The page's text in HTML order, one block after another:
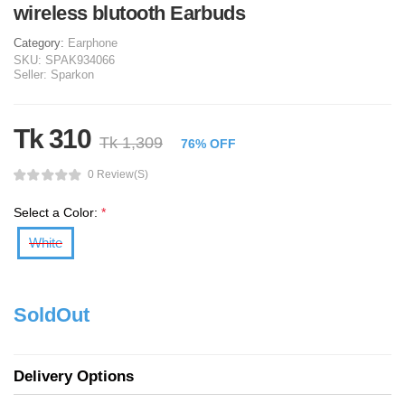
wireless blutooth Earbuds
Category: Earphone
SKU: SPAK934066
Seller: Sparkon
Tk 310 Tk 1,309 76% OFF
0 Review(s)
Select a Color: *
White
SoldOut
Delivery Options